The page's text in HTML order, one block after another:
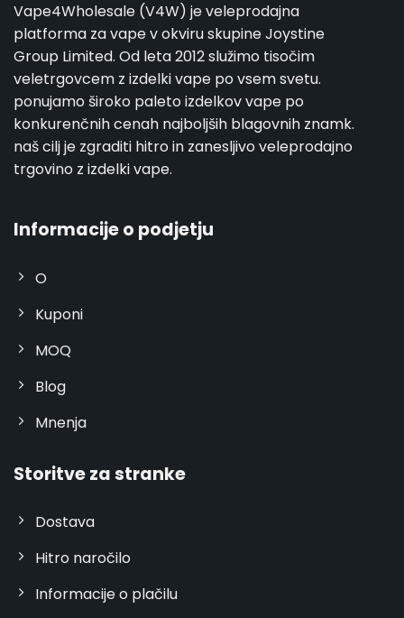
Vape4Wholesale (V4W) je veleprodajna
platforma za vape v okviru skupine Joystine
Group Limited. Od leta 2012 služimo tisočim
veletrgovcem z izdelki vape po vsem svetu.
ponujamo široko paleto izdelkov vape po
konkurenčnih cenah najboljših blagovnih znamk.
naš cilj je zgraditi hitro in zanesljivo veleprodajno
trgovino z izdelki vape.
Informacije o podjetju
O
Kuponi
MOQ
Blog
Mnenja
Storitve za stranke
Dostava
Hitro naročilo
Informacije o plačilu